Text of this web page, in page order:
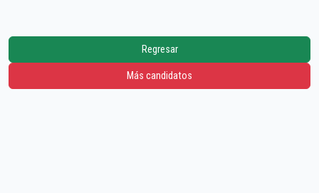
Regresar
Más candidatos